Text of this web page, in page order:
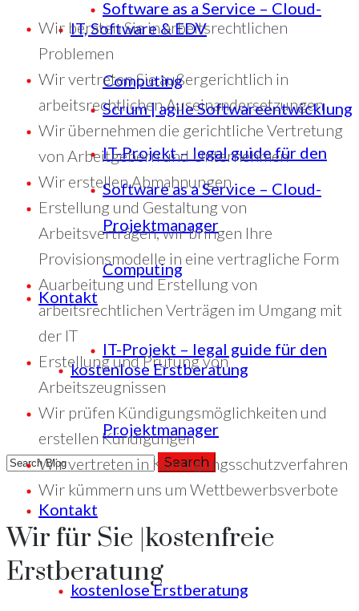
IT, Software & EDV
Scrum | agile Softwareentwicklung
Software as a Service – Cloud-
Computing
IT-Projekt – legal guide für den
Projektmanager
Kontakt
kostenlose Erstberatung
Software as a Service – Cloud-
Computing
IT-Projekt – legal guide für den
Projektmanager
Kontakt
kostenlose Erstberatung
+49 (221) 29780954
Wir beraten Sie in arbeitsrechtlichen
Problemen
Wir vertreten Sie außergerichtlich in
arbeitsrechtlichen Auseinandersetzungen
Wir übernehmen die gerichtliche Vertretung
von Arbeitgebern und Unternehmen
Wir erstellen Abmahnungen
Erstellung und Gestaltung von
Arbeitsverträgen, wir bringen Ihre
Provisionsmodelle in eine vertragliche Form
Auarbeitung und Erstellung von
arbeitsrechtlichen Verträgen im Umgang mit
der IT
Erstellung und Prüfung von
Arbeitszeugnissen
Wir prüfen Kündigungsmöglichkeiten und
erstellen Kündigungen
Wir vertreten in Kündigungsschutzverfahren
Wir kümmern uns um Wettbewerbsverbote
Wir für Sie |kostenfreie
Erstberatung